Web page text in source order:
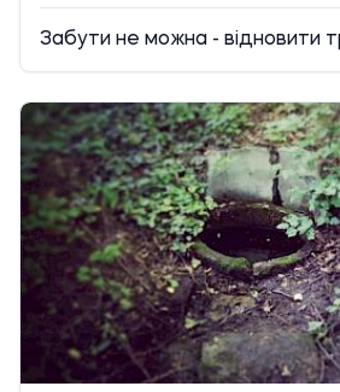
Забути не можна - відновити